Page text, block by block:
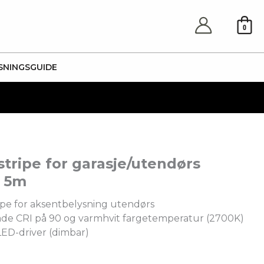
0
for garasje/utendørs
for aksentbelysning utendørs
CRI på 90 og varmhvit fargetemperatur (2700K)
driver (dimbar)